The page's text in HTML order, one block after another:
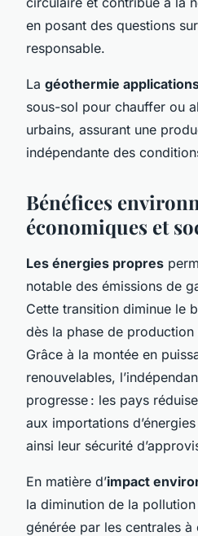
en posant des questions
responsable.
La géothermie
sous-sol pour chauffer ou
urbains, assurant une
indépendante des
Bénéfices
économiques et
Les énergies propres
notable des émissions de
Cette transition diminue le
dès la phase de production
Grâce à la montée en
renouvelables,
progresse : les pays
aux importations
ainsi leur sécurité
En matière d’impact
la diminution de la
générée par les centrales